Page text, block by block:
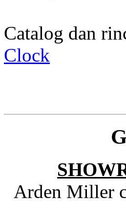
Catalog dan
Clock
Arden Miller